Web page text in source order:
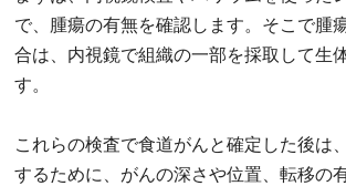
で、腫瘍の有無を確認します。そこで腫
合は、内視鏡で組織の一部を採取して生
す。
これらの検査で食道がんと確定した後は
するために、がんの深さや位置、転移の